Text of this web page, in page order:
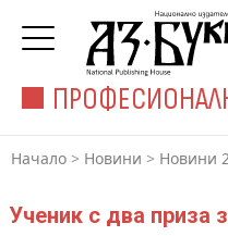
Начало > Новини > Новини
Ученик с два приза